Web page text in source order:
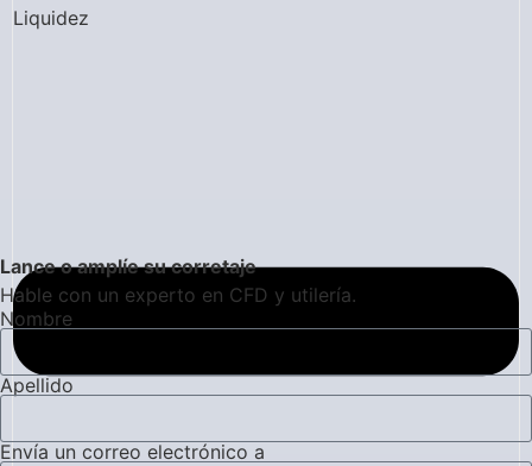
Liquidez
Lance o amplíe su corretaje
Hable con un experto en CFD y utilería.
Nombre
Apellido
Envía un correo electrónico a